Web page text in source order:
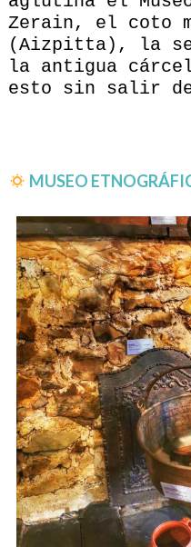
Zerain, el coto
(Aizpitta), la
la antigua cárcel
esto sin salir
MUSEO